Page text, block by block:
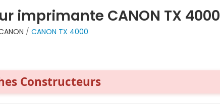
imprimante CANON TX 4000
CANON TX 4000
Constructeurs